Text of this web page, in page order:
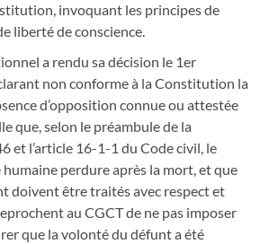
invoquant les principes de
liberté de conscience.
a rendu sa décision le 1er
non conforme à la Constitution la
d’opposition connue ou attestée
que, selon le préambule de la
et l’article 16-1-1 du Code civil, le
perdure après la mort, et que
doivent être traités avec respect et
au CGCT de ne pas imposer
que la volonté du défunt a été